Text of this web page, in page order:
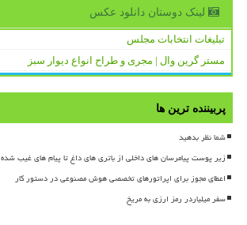
لینک دوستان دانلود عكس
تبلیغات انتخابات مجلس
مستر گرین وال | مجری و طراح انواع دیوار سبز
پربیننده ترین ها
شما نظر بدهید
زیر پوست پیامرسان های داخلی از باتری های داغ تا پیام های غیب شده
اعطای مجوز برای اپراتورهای تخصصی هوش مصنوعی در دستور کار
سفر میلیاردر رمز ارزی به مریخ